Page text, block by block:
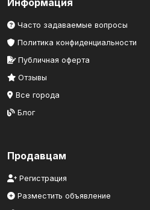
Информация
Часто задаваемые вопросы
Политика конфиденциальности
Публичная оферта
Отзывы
Все города
Блог
Продавцам
Регистрация
Разместить объявление